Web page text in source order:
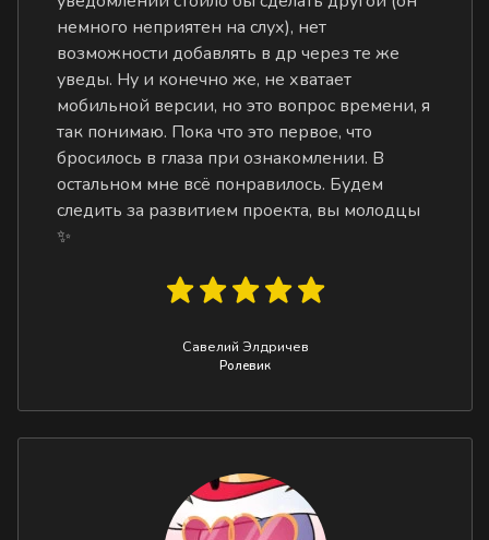
немного неприятен на слух), нет
возможности добавлять в др через те же
уведы. Ну и конечно же, не хватает
мобильной версии, но это вопрос времени, я
так понимаю. Пока что это первое, что
бросилось в глаза при ознакомлении. В
остальном мне всё понравилось. Будем
следить за развитием проекта, вы молодцы
✨
Савелий Элдричев
Ролевик